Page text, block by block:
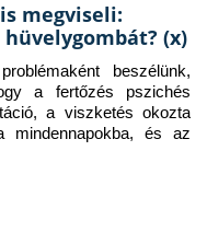
megviseli:
(x)
beszélünk,
a fertőzés pszichés
a viszketés okozta
mindennapokba, és az